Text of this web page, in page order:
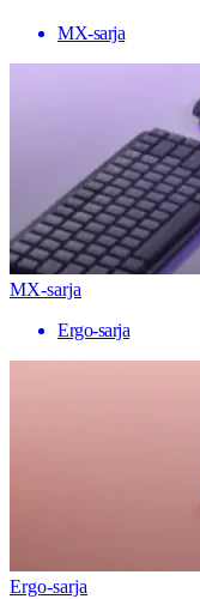
MX-sarja
MX-sarja
Ergo-sarja
Ergo-sarja